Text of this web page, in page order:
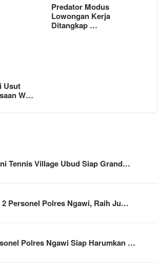
Usut
W…
Predator Modus
Lowongan Kerja
Ditangkap …
Tennis Village Ubud Siap Grand…
2 Personel Polres Ngawi, Raih Ju…
Polres Ngawi Siap Harumkan …